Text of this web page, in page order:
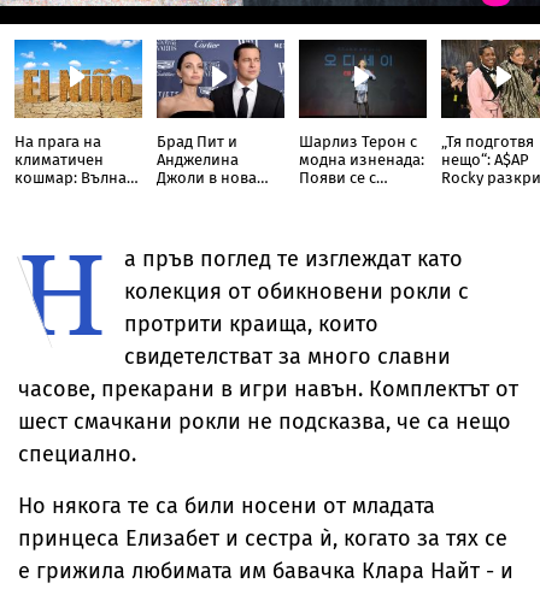
На прага на
климатичен
кошмар: Вълна
нива
Брад Пит и
Анджелина
Джоли в нова
Шарлиз Терон с
модна изненада:
Появи се с
„Тя подготвя
нещо“: A$AP
Rocky
Н
а пръв поглед те изглеждат като
колекция от обикновени рокли с
протрити краища, които
свидетелстват за много славни
часове, прекарани в игри навън. Комплектът от
шест смачкани рокли не подсказва, че са нещо
специално.
Но някога те са били носени от младата
принцеса Елизабет и сестра ѝ, когато за тях се
е грижила любимата им бавачка Клара Найт - и